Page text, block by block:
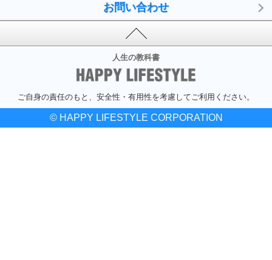
お問い合わせ
人生の教科書
ご自身の責任のもと、安全性・有用性を考慮してご利用ください。
© HAPPY LIFESTYLE CORPORATION